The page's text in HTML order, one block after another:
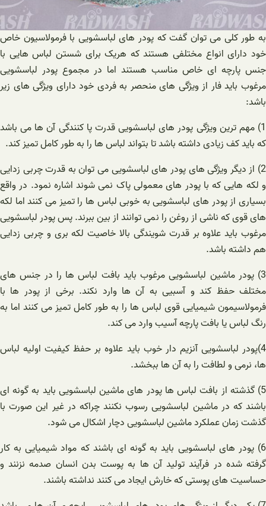
به طور کلی می توان گفت که پودر های لباسشویی با فرمولاسیون خاص
خود دارای انواع مختلفی هستند که هریک برای شستن لباس هایی با
جنس پارچه ای خاص مناسب هستند اما در مجموع پودر لباسشویی
مرغوب باید فار از ویژگی های منحصر به فردی خود دارای ویژگی های زیر
باشد:
1) مهم ترین ویژگی پودر های لباسشویی قدرت پا کنندگی آن ها می باشد
که باید کف زیادی داشته باشد تا بتواند لباس ها را به طور کامل تمیز کند.
2) از دیگر ویژگی های پودر های لباسشویی می توان به قدرت چربی زدایی
و لکه هایی که با پودر های معمولی پاک نمی شوند اشاره نمود. در واقع
بسیاری از پودر های لباسشویی به خوبی لباس ها را تمیز می کنند اما لکه
های قوی که ناشی از روغن را نمی توانند از بین ببرند. پس پودر لباسشویی
مرغوب باید علاوه بر قدرت شویندگی بالا خاصیت لکه بری و چربی زدایی
هم داشته باشد.
3) پودر ماشین لباسشویی مرغوب باید بافت لباس ها را در جنس های
مختلف حفظ کند و آسبیی به آن ها وارد نکند. برخی از پودر ها با
فرمولاسیمون شیمیایی قوی لباس ها را به طور کامل تمیز می کنند اما به
رنگ لباس یا بافت پارچه آسیب وارد می کند.
4)پودر لباسشویی آنزیم دار خوب باید علاوه بر حفظ کیفیت اولیه لباس
ها، نرمی و لطافت را به آن ها ببخشد.
5) گذشته از بافت لباس ها پودر های ماشین لباسشویی باید به گونه ای
باشند که در ماشین لباسشویی رسوب نکنند چراکه در غیر این صورت با
گذشت زمان عملکرد ماشین لباسشویی دچار اشکال می شود.
6) پودر های لباسشویی باید به گونه ای باشند که مواد شیمیایی به کار
گرفته شده در فرآیند تولید آن ها به پوست بدن انسان صدمه نزنند و
حساسیت های پوستی که خارش ایجاد می کنند نداشته باشند.